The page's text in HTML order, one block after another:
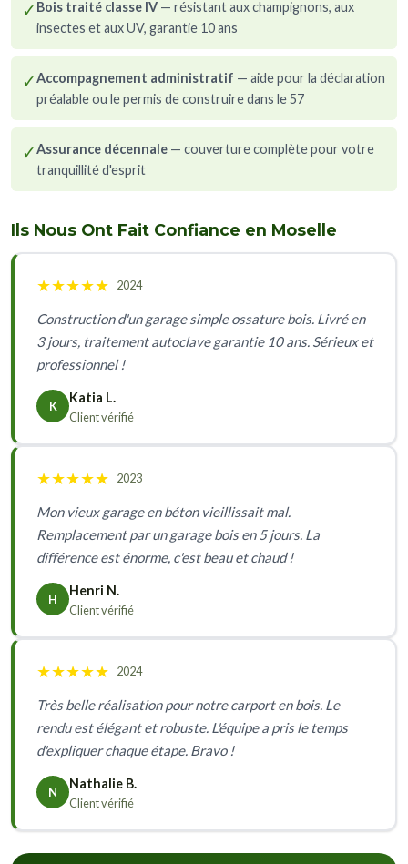
✓ Bois traité classe IV — résistant aux champignons, aux
insectes et aux UV, garantie 10 ans
✓Accompagnement administratif — aide pour la déclaration
préalable ou le permis de construire dans le 57
✓Assurance décennale — couverture complète pour votre
tranquillité d'esprit
Ils Nous Ont Fait Confiance en Moselle
★★★★★ 2024
Construction d'un garage simple ossature bois. Livré en
3 jours, traitement autoclave garantie 10 ans. Sérieux et
professionnel !
K
Katia L.
Client vérifié
★★★★★ 2023
Mon vieux garage en béton vieillissait mal.
Remplacement par un garage bois en 5 jours. La
différence est énorme, c'est beau et chaud !
H
Henri N.
Client vérifié
★★★★★ 2024
Très belle réalisation pour notre carport en bois. Le
rendu est élégant et robuste. L'équipe a pris le temps
d'expliquer chaque étape. Bravo !
N
Nathalie B.
Client vérifié